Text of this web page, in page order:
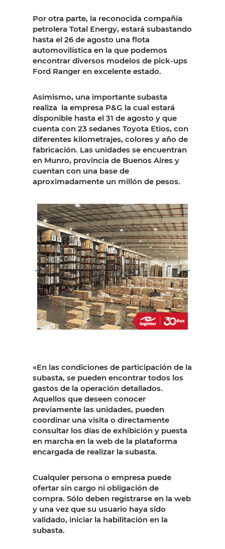
Por otra parte, la reconocida compañía
petrolera Total Energy, estará subastando
hasta el 26 de agosto una flota
automovilística en la que podemos
encontrar diversos modelos de pick-ups
Ford Ranger en excelente estado.
Asimismo, una importante subasta
realiza la empresa P&G la cual estará
disponible hasta el 31 de agosto y que
cuenta con 23 sedanes Toyota Etios, con
diferentes kilometrajes, colores y año de
fabricación. Las unidades se encuentran
en Munro, provincia de Buenos Aires y
cuentan con una base de
aproximadamente un millón de pesos.
«En las condiciones de participación de la
subasta, se pueden encontrar todos los
gastos de la operación detallados.
Aquellos que deseen conocer
previamente las unidades, pueden
coordinar una visita o directamente
consultar los días de exhibición y puesta
en marcha en la web de la plataforma
encargada de realizar la subasta.
Cualquier persona o empresa puede
ofertar sin cargo ni obligación de
compra. Sólo deben registrarse en la web
y una vez que su usuario haya sido
validado, iniciar la habilitación en la
subasta.